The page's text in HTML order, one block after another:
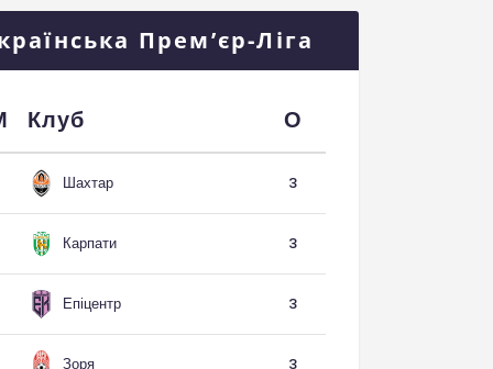
Прем’єр-Ліга
Клуб О
Шахтар 3
Карпати 3
Епіцентр 3
Зоря 3